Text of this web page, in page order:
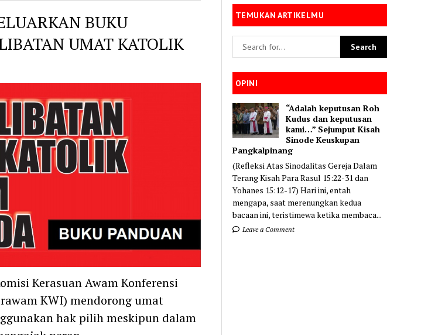
BUKU
UMAT KATOLIK
Kerasuan Awam Konferensi
KWI) mendorong umat
hak pilih meskipun dalam
TEMUKAN ARTIKELMU
OPINI
“Adalah keputusan Roh
Kudus dan keputusan
kami…” Sejumput Kisah
Sinode Keuskupan
Pangkalpinang
(Refleksi Atas Sinodalitas Gereja Dalam
Terang Kisah Para Rasul 15:22-31 dan
Yohanes 15:12-17) Hari ini, entah
mengapa, saat merenungkan kedua
bacaan ini, teristimewa ketika membaca...
Leave a Comment